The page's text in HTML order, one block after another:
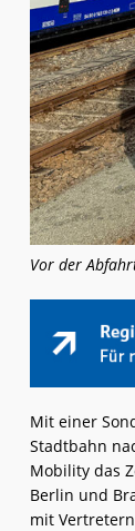
Vor der
Mit einer
Stadtbahn
Mobility das
Berlin und
mit